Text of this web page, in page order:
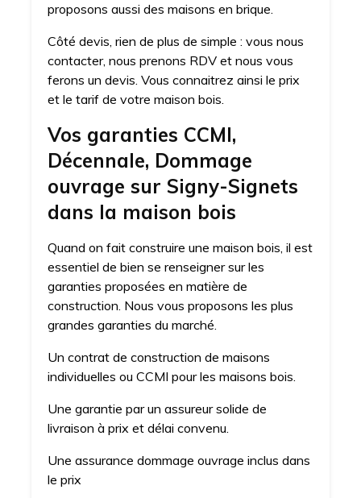
proposons aussi des maisons en brique.
Côté devis, rien de plus de simple : vous nous
contacter, nous prenons RDV et nous vous
ferons un devis. Vous connaitrez ainsi le prix
et le tarif de votre maison bois.
Vos garanties CCMI,
Décennale, Dommage
ouvrage sur Signy-Signets
dans la maison bois
Quand on fait construire une maison bois, il est
essentiel de bien se renseigner sur les
garanties proposées en matière de
construction. Nous vous proposons les plus
grandes garanties du marché.
Un contrat de construction de maisons
individuelles ou CCMI pour les maisons bois.
Une garantie par un assureur solide de
livraison à prix et délai convenu.
Une assurance dommage ouvrage inclus dans
le prix